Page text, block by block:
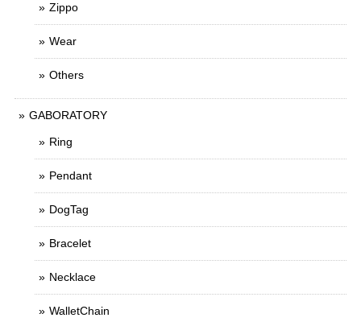
Zippo
Wear
Others
GABORATORY
Ring
Pendant
DogTag
Bracelet
Necklace
WalletChain